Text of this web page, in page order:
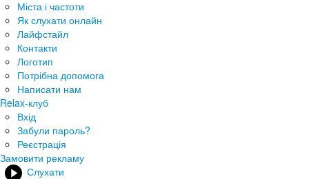
Міста і частоти
Як слухати онлайн
Лайфстайл
Контакти
Логотип
Потрібна допомога
Написати нам
Relax-клуб
Вхід
Забули пароль?
Реєстрація
Замовити рекламу
Слухати